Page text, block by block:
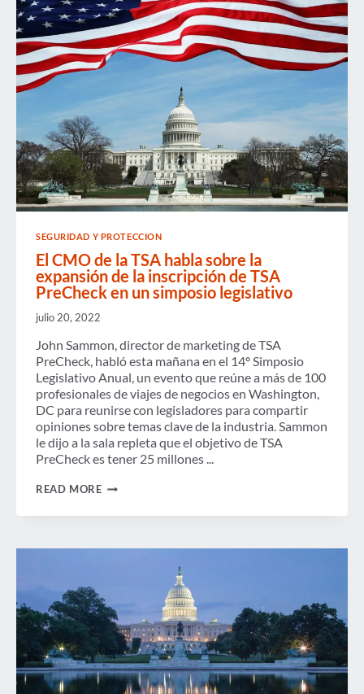
SEGURIDAD Y PROTECCION
El CMO de la TSA habla sobre la
expansión de la inscripción de TSA
PreCheck en un simposio legislativo
julio 20, 2022
John Sammon, director de marketing de TSA
PreCheck, habló esta mañana en el 14º Simposio
Legislativo Anual, un evento que reúne a más de 100
profesionales de viajes de negocios en Washington,
DC para reunirse con legisladores para compartir
opiniones sobre temas clave de la industria. Sammon
le dijo a la sala repleta que el objetivo de TSA
PreCheck es tener 25 millones ...
READ MOREEL
HABLA
DE
LA
INSCRIPCIÓN
DE
TSA
PRECHECK
EN